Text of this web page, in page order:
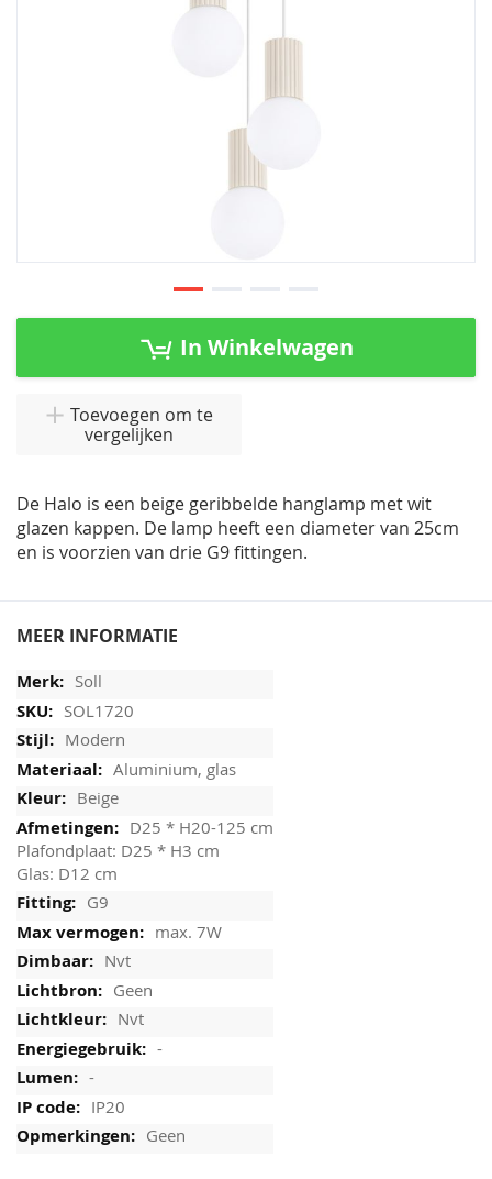
Ga
In Winkelwagen
Toevoegen om te
vergelijken
De Halo is een beige geribbelde hanglamp met wit
glazen kappen. De lamp heeft een diameter van 25cm
en is voorzien van drie G9 fittingen.
MEER INFORMATIE
Soll
SOL1720
Modern
Aluminium, glas
Beige
D25 * H20-125 cm
Plafondplaat: D25 * H3 cm
Glas: D12 cm
G9
max. 7W
Nvt
Geen
Nvt
-
-
IP20
Geen